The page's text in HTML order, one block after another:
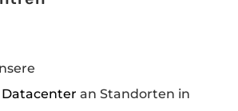
Datacenter an Standorten in